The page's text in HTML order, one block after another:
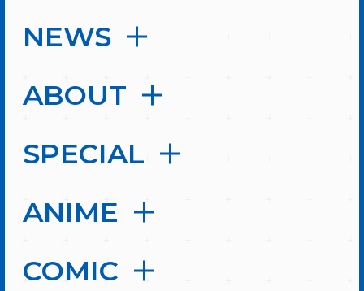
NEWS
ABOUT
SPECIAL
ANIME
COMIC